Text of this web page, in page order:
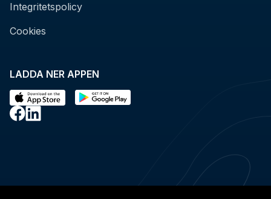
LADDA NER APPEN
Integritetspolicy
Cookies